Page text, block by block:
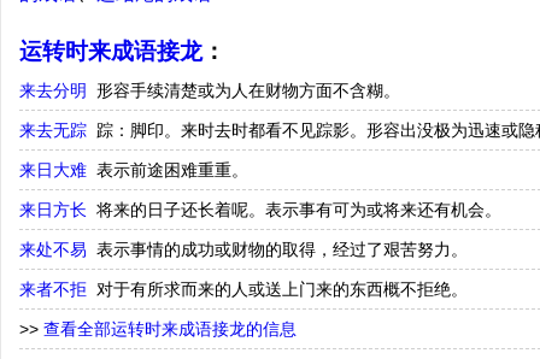
运转时来成语接龙：
来去分明 形容手续清楚或为人在财物方面不含糊。
来去无踪 踪：脚印。来时去时都看不见踪影。形容出没极为迅速或隐
来日大难 表示前途困难重重。
来日方长 将来的日子还长着呢。表示事有可为或将来还有机会。
来处不易 表示事情的成功或财物的取得，经过了艰苦努力。
来者不拒 对于有所求而来的人或送上门来的东西概不拒绝。
>> 查看全部运转时来成语接龙的信息